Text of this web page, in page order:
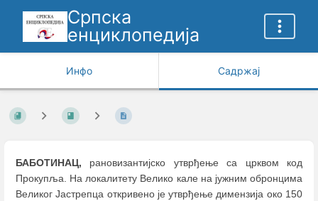
Српска
енциклопедија
Инфо Садржај
БАБОТИНАЦ, рановизантијско утврђење са црквом код
Прокупља. На локалитету Велико кале на јужним обронцима
Великог Јастрепца откривено је утврђење димензија око 150